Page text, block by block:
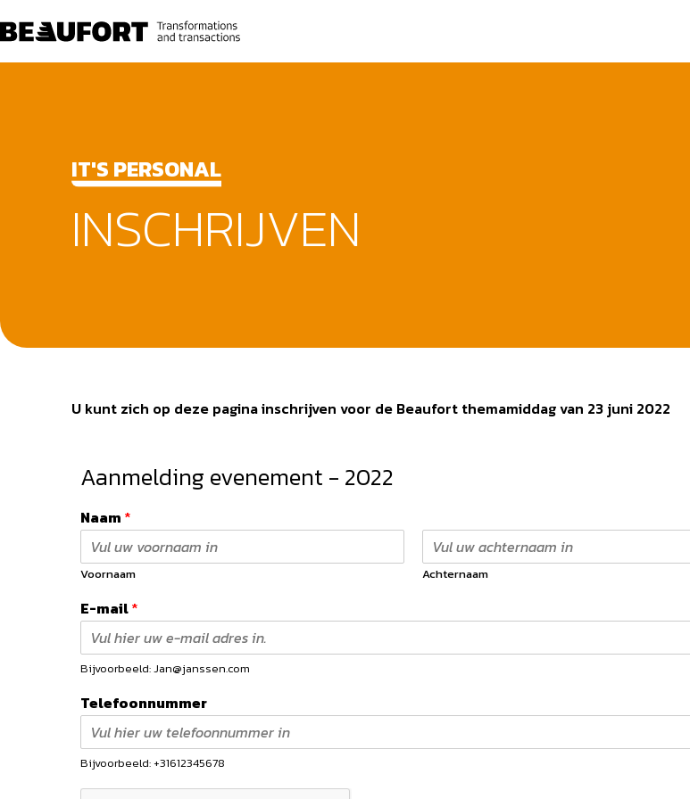
IT'S PERSONAL
INSCHRIJVEN
U kunt zich op deze pagina inschrijven voor de Beaufort themamiddag van 23 juni 2022
Aanmelding evenement - 2022
Naam *
Voornaam Achternaam
E-mail*
Bijvoorbeeld: Jan@janssen.com
Telefoonnummer
Bijvoorbeeld: +31612345678